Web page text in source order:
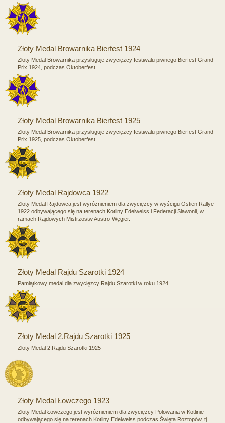
Złoty Medal Browarnika Bierfest 1924
Złoty Medal Browarnika przysługuje zwycięzcy festiwalu piwnego Bierfest Grand
Prix 1924, podczas Oktoberfest.
Złoty Medal Browarnika Bierfest 1925
Złoty Medal Browarnika przysługuje zwycięzcy festiwalu piwnego Bierfest Grand
Prix 1925, podczas Oktoberfest.
Złoty Medal Rajdowca 1922
Złoty Medal Rajdowca jest wyróżnieniem dla zwycięzcy w wyścigu Ostien Rallye
1922 odbywającego się na terenach Kotliny Edelweiss i Federacji Slawonii, w
ramach Rajdowych Mistrzostw Austro-Węgier.
Złoty Medal Rajdu Szarotki 1924
Pamiątkowy medal dla zwycięzcy Rajdu Szarotki w roku 1924.
Złoty Medal 2.Rajdu Szarotki 1925
Złoty Medal 2.Rajdu Szarotki 1925
Złoty Medal Łowczego 1923
Złoty Medal Łowczego jest wyróżnieniem dla zwycięzcy Polowania w Kotlinie
odbywającego się na terenach Kotliny Edelweiss podczas Święta Roztopów, tj.